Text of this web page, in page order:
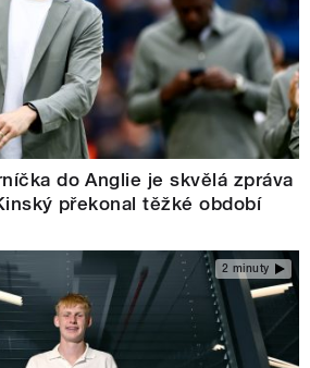
do Anglie je skvělá zpráva
překonal těžké období
2 minuty